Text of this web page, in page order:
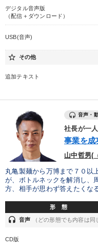
デジタル音声版
（配信＋ダウンロード）
USB(音声)
star_border その他
追加テキスト
音声・
社長が一
事業を成
山中哲男(
丸亀製麺から万博まで７０以
が、ボトルネックを解消し、
方、相手が思わず答えたくな
形 態
headset 音声 （どの形態でも内容は同
CD版